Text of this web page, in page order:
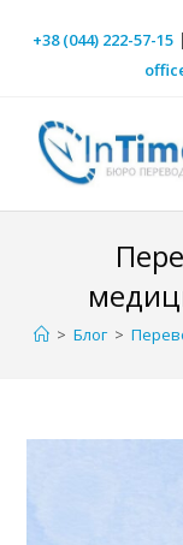
+38 (044) 222-57-15|
> Блог >